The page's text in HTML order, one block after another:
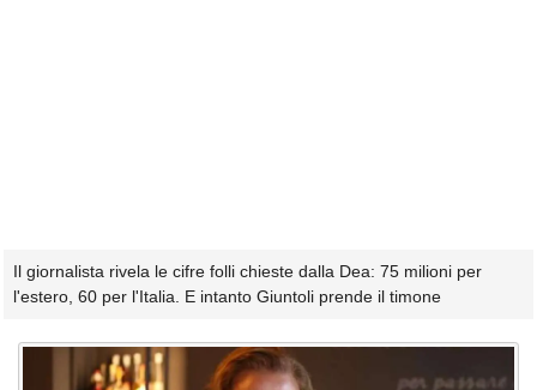
Il giornalista rivela le cifre folli chieste dalla Dea: 75 milioni per
l'estero, 60 per l'Italia. E intanto Giuntoli prende il timone